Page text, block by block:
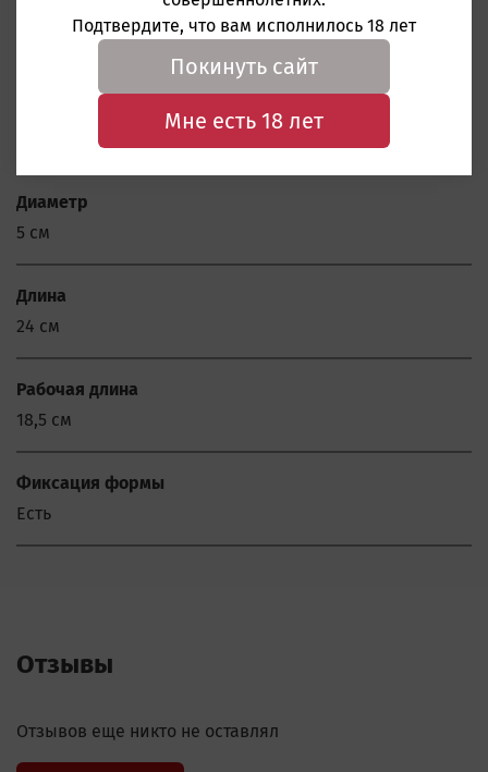
Материал игрушки
Жидкий Силикон
Диаметр
5 см
Длина
24 см
Рабочая длина
18,5 см
Фиксация формы
Есть
Отзывы
Отзывов еще никто не оставлял
Подтвердите, что вам исполнилось 18 лет
Покинуть сайт
Мне есть 18 лет